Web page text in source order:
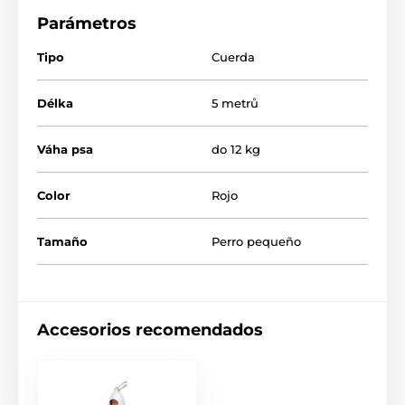
situación de crisis, y no sólo durante los paseos.
fácilmente!
solo producto, ¡es fácil enamorarse del resultado! Por
Parámetros
Tipo Cuerda
Délka 5 metrů
Váha psa do 12 kg
Color Rojo
Tamaño Perro pequeño
Accesorios recomendados